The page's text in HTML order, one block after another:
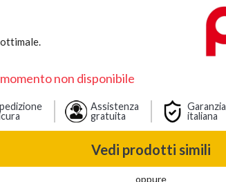
non disponibile
Assistenza
gratuita
Garanzia
italiana
Vedi prodotti simili
oppure